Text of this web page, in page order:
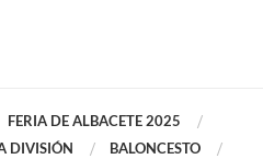
FERIA DE ALBACETE 2025
DIVISIÓN
BALONCESTO